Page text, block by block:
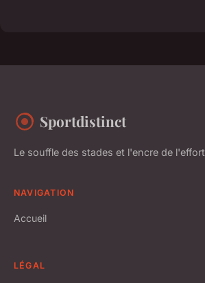
Sportdistinct
Le souffle des stades et l'encre de l'effort
NAVIGATION
Accueil
LÉGAL